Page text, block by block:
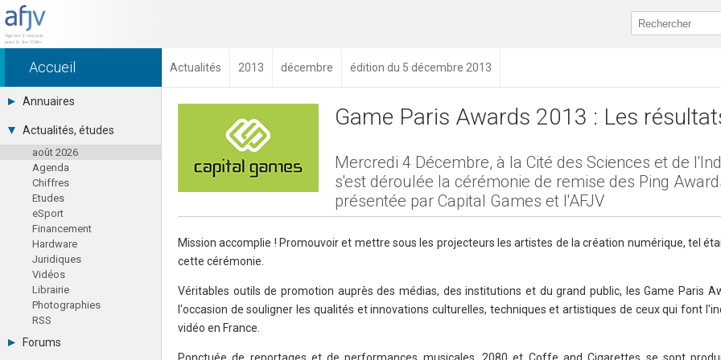
Accueil Actualités 2013 décembre édition du 5 décembre 2013
Annuaires
Toutes les sociétés (691)
Studios (418)
Editeurs (49)
Distributeurs (16)
Hard. / Accessoires (10)
Middlewares (15)
Prestataires (99)
Assoc. / Syndicats (21)
Formations / Ecoles (46)
Presse spécialisée (17)
Actualités, études
août 2026
Agenda
Chiffres
Etudes
eSport
Financement
Hardware
Juridiques
Vidéos
Librairie
Photographies
RSS
Forums
Game Paris Awards 2013 : Les
Mercredi 4 Décembre, à la Cité des Sciences et de
s'est déroulée la cérémonie de remise des Ping
présentée par Capital Games et l'AFJV
Mission accomplie ! Promouvoir et mettre sous les projecteurs les artistes de la création numérique, tel
cette cérémonie.
Véritables outils de promotion auprès des médias, des institutions et du grand public, les Game Paris
l'occasion de souligner les qualités et innovations culturelles, techniques et artistiques de ceux qui font
vidéo en France.